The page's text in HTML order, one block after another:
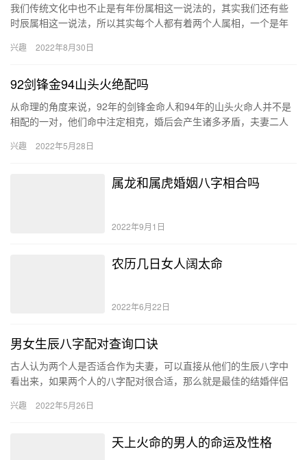
我们传统文化中也不止是有年份属相这一说法的，其实我们还有些
时辰属相这一说法，所以其实每个人都有着两个人属相，一个是年
运势发…
兴趣 2022年8月30日
92剑锋金94山头火绝配吗
从命理的角度来说，92年的剑锋金命人和94年的山头火命人并不是
相配的一对，他们命中注定相克，婚后会产生诸多矛盾，夫妻二人
兴趣 2022年5月28日
属龙和属虎婚姻八字相合吗
2022年9月1日
农历几日女人阔太命
2022年6月22日
男女生辰八字配对查询口诀
古人认为两个人是否适合作为夫妻，可以直接从他们的生辰八字中
看出来，如果两个人的八字配对很合适，那么就是最佳的结婚伴侣
的提升…
兴趣 2022年5月26日
天上火命的男人的命运及性格